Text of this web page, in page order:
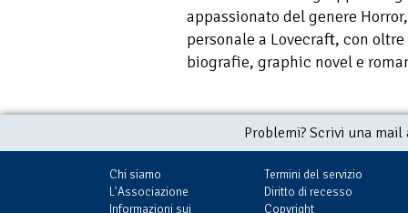
appassionato del genere
personale a Lovecraft, con
biografie, graphic novel e
Problemi? Scrivi una
Chi siamo
L'Associazione
Informazioni sui
Termini del servizio
Diritto di recesso
Copyright